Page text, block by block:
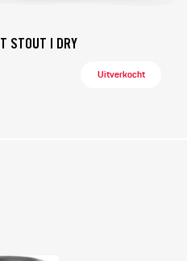
STOUT | DRY
Uitverkocht